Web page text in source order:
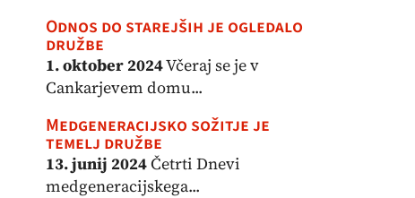
Odnos do starejših je ogledalo
družbe
1. oktober 2024Včeraj se je v
Cankarjevem domu...
Medgeneracijsko sožitje je
temelj družbe
13. junij 2024Četrti Dnevi
medgeneracijskega...